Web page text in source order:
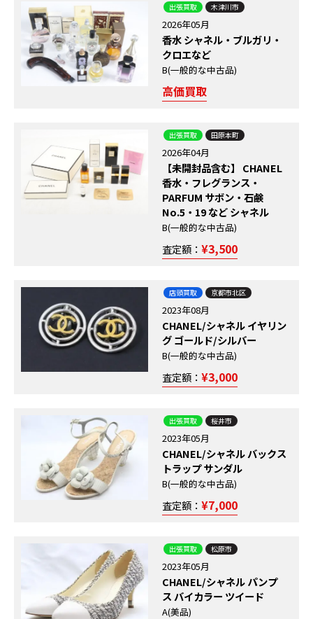
出張買取 木津川市
2026年05月
香水 シャネル・ブルガリ・
クロエなど
B(一般的な中古品)
高価買取
出張買取 田原本町
2026年04月
【未開封品含む】 CHANEL
香水・フレグランス・
PARFUM サボン・石鹸
No.5・19 など シャネル
B(一般的な中古品)
査定額： ¥3,500
店頭買取 京都市北区
2023年08月
CHANEL/シャネル イヤリン
グ ゴールド/シルバー
B(一般的な中古品)
査定額： ¥3,000
出張買取 桜井市
2023年05月
CHANEL/シャネル バックス
トラップ サンダル
B(一般的な中古品)
査定額： ¥7,000
出張買取 松原市
2023年05月
CHANEL/シャネル パンプ
ス バイカラー ツイード
A(美品)